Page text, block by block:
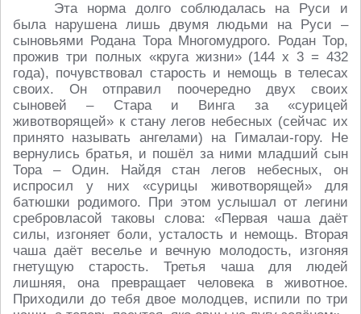
Эта норма долго соблюдалась на Руси и
была нарушена лишь двумя людьми на Руси –
сыновьями Родана Тора Многомудрого. Родан Тор,
прожив три полных «круга жизни» (144 х 3 = 432
года), почувствовал старость и немощь в телесах
своих. Он отправил поочередно двух своих
сыновей – Стара и Винга за «сурицей
животворящей» к стану легов небесных (сейчас их
принято называть ангелами) на Гималаи-гору. Не
вернулись братья, и пошёл за ними младший сын
Тора – Один. Найдя стан легов небесных, он
испросил у них «сурицы животворящей» для
батюшки родимого. При этом услышал от легини
сребровласой таковы слова: «Первая чаша даёт
силы, изгоняет боли, усталость и немощь. Вторая
чаша даёт веселье и вечную молодость, изгоняя
гнетущую старость. Третья чаша для людей
лишняя, она превращает человека в животное.
Приходили до тебя двое молодцев, испили по три